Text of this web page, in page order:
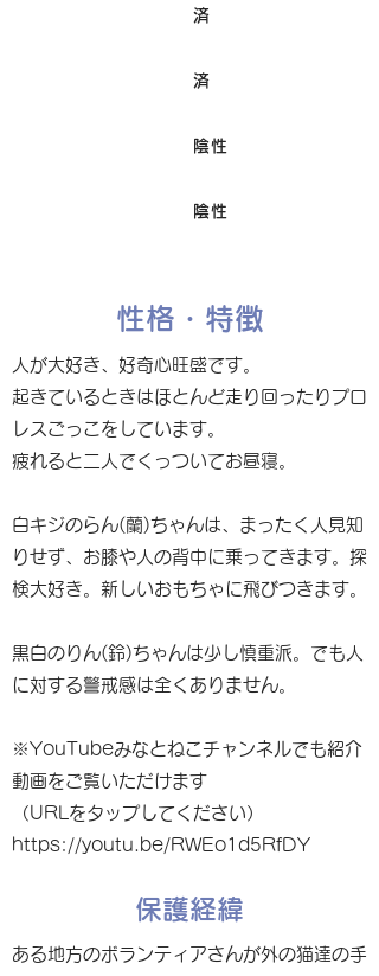
済
済
陰性
陰性
性格・特徴
人が大好き、好奇心旺盛です。
起きているときはほとんど走り回ったりプロ
レスごっこをしています。
疲れると二人でくっついてお昼寝。
白キジのらん(蘭)ちゃんは、まったく人見知
りせず、お膝や人の背中に乗ってきます。探
検大好き。新しいおもちゃに飛びつきます。
黒白のりん(鈴)ちゃんは少し慎重派。でも人
に対する警戒感は全くありません。
※YouTubeみなとねこチャンネルでも紹介
動画をご覧いただけます
（URLをタップしてください）
https://youtu.be/RWEo1d5RfDY
保護経緯
ある地方のボランティアさんが外の猫達の手